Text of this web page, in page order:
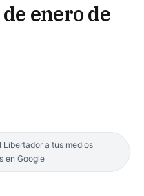
enero de
Libertador a tus medios
en Google